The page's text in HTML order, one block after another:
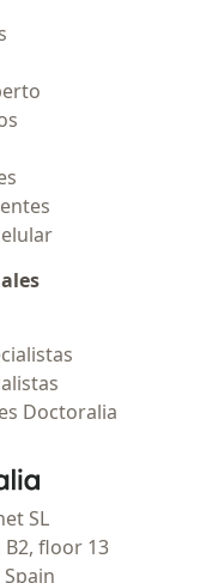
Doctoralia
- Página de inicio
SL
B2, floor 13